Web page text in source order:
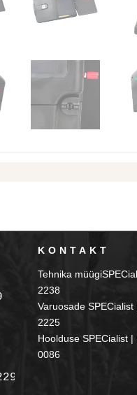
SEB
KONTAKT
Tehnika
2238
Varuosade
2225
Hoolduse SPECialist
0086